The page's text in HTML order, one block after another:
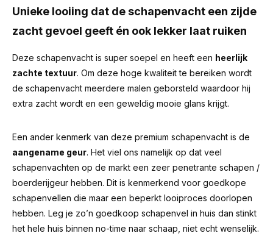
Unieke looiing dat de schapenvacht een zijde
zacht gevoel geeft én ook lekker laat ruiken
Deze schapenvacht is super soepel en heeft een heerlijk
zachte textuur. Om deze hoge kwaliteit te bereiken wordt
de schapenvacht meerdere malen geborsteld waardoor hij
extra zacht wordt en een geweldig mooie glans krijgt.
Een ander kenmerk van deze premium schapenvacht is de
aangename geur. Het viel ons namelijk op dat veel
schapenvachten op de markt een zeer penetrante schapen /
boerderijgeur hebben. Dit is kenmerkend voor goedkope
schapenvellen die maar een beperkt looiproces doorlopen
hebben. Leg je zo’n goedkoop schapenvel in huis dan stinkt
het hele huis binnen no-time naar schaap, niet echt wenselijk.